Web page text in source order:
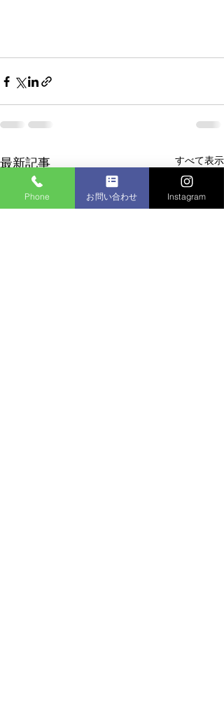
最新記事 すべて表示
Phone お問い合わせ Instagram